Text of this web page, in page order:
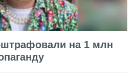
на 1 млн